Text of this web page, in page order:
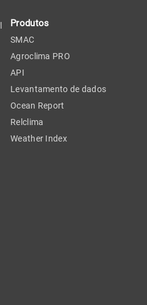
Produtos
SMAC
Agroclima PRO
API
Levantamento de dados
Ocean Report
Relclima
Weather Index